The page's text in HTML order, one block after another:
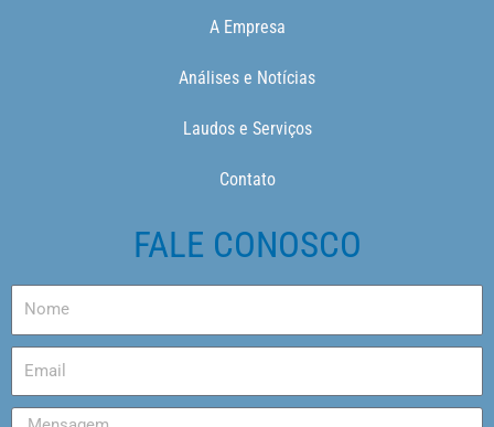
A Empresa
Análises e Notícias
Laudos e Serviços
Contato
FALE CONOSCO